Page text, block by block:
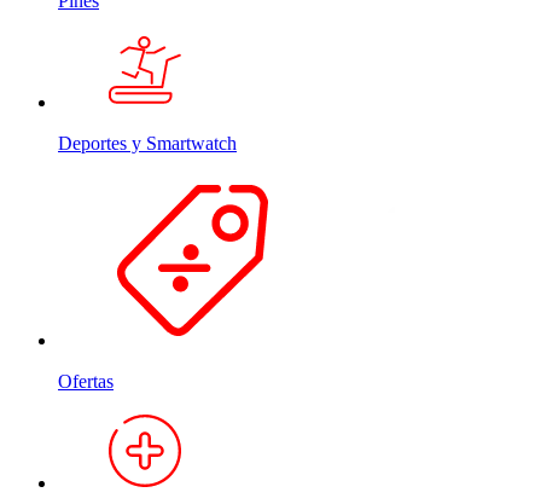
Deportes y Smartwatch
Ofertas